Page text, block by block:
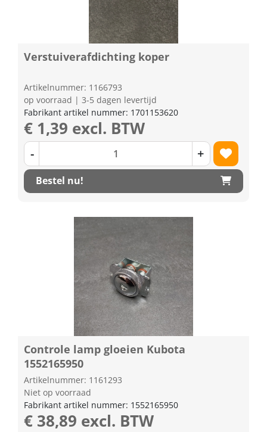
Verstuiverafdichting koper
Artikelnummer: 1166793
op voorraad | 3-5 dagen levertijd
Fabrikant artikel nummer: 1701153620
€ 1,39 excl. BTW
- +
Bestel nu!
Controle lamp gloeien Kubota
1552165950
Artikelnummer: 1161293
Niet op voorraad
Fabrikant artikel nummer: 1552165950
€ 38,89 excl. BTW